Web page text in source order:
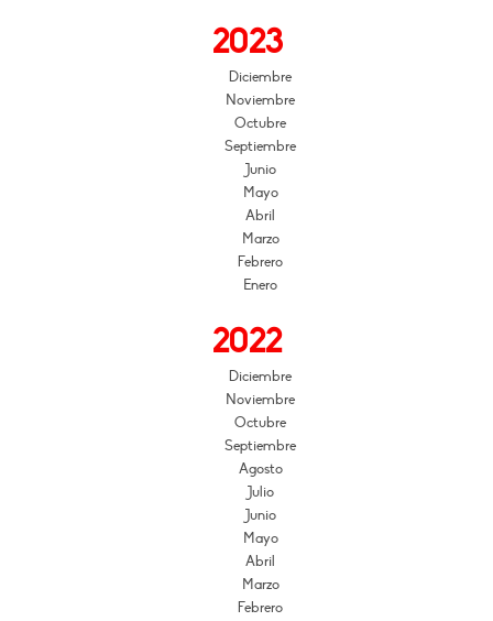
2023
Diciembre
Noviembre
Octubre
Septiembre
Junio
Mayo
Abril
Marzo
Febrero
Enero
2022
Diciembre
Noviembre
Octubre
Septiembre
Agosto
Julio
Junio
Mayo
Abril
Marzo
Febrero